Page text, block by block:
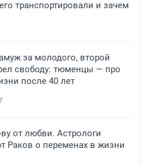
транспортировали и зачем
за молодого, второй
свободу: тюменцы — про
после 40 лет
от любви. Астрологи
Раков о переменах в жизни